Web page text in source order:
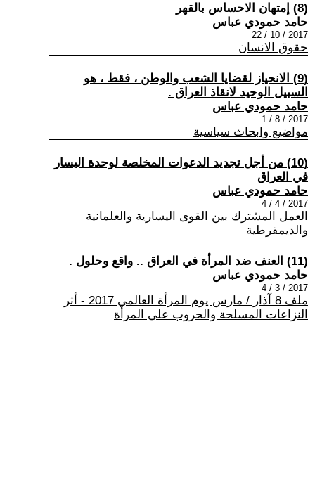
(8) إمتهان الاحساس بالقهر
حامد حمودي عباس
2017 / 10 / 22
حقوق الانسان
(9) الانحياز لقضايا الشعب والوطن ، فقط ، هو
السبيل الوحيد لانقاذ العراق .
حامد حمودي عباس
2017 / 8 / 1
مواضيع وابحاث سياسية
(10) من أجل تجديد الدعوات المخلصة لوحدة اليسار
في العراق
حامد حمودي عباس
2017 / 4 / 4
العمل المشترك بين القوى اليسارية والعلمانية
والديمقرطية
(11) العنف ضد المرأة في العراق .. واقع وحلول .
حامد حمودي عباس
2017 / 3 / 4
ملف 8 آذار / مارس يوم المرأة العالمي 2017 - أثر
النزاعات المسلحة والحروب على المرأة